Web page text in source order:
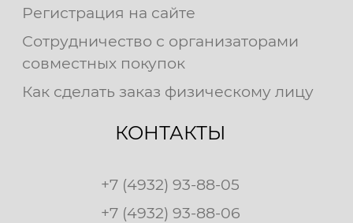
Регистрация на сайте
Сотрудничество с организаторами
совместных покупок
Как сделать заказ физическому лицу
КОНТАКТЫ
+7 (4932) 93-88-05
+7 (4932) 93-88-06